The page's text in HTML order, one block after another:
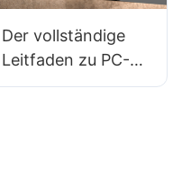
Der vollständige
Leitfaden zu PC-
Gehäusematerialien